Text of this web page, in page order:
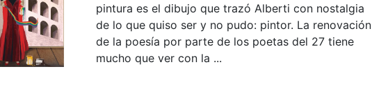
pintura es el dibujo que trazó Alberti con nostalgia
de lo que quiso ser y no pudo: pintor. La renovación
de la poesía por parte de los poetas del 27 tiene
mucho que ver con la ...